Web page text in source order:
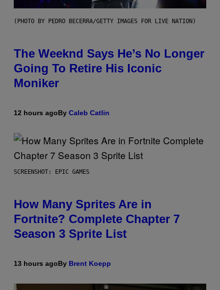
(PHOTO BY PEDRO BECERRA/GETTY IMAGES FOR LIVE NATION)
The Weeknd Says He’s No Longer
Going To Retire His Iconic
Moniker
12 hours agoBy Caleb Catlin
SCREENSHOT: EPIC GAMES
How Many Sprites Are in
Fortnite? Complete Chapter 7
Season 3 Sprite List
13 hours agoBy Brent Koepp